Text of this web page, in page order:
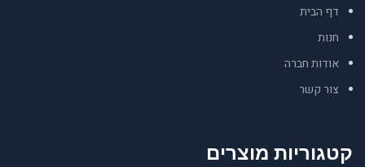
דף הבית
חנות
אודות חברה
צור קשר
קטגוריות מוצרים